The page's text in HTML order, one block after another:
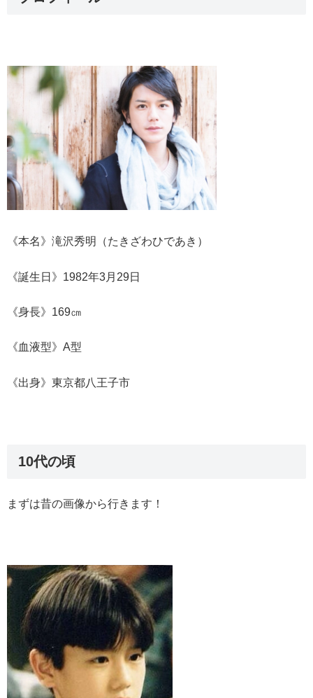
《本名》滝沢秀明（たきざわひであき）
《誕生日》 1982年3月29日
《身長》169㎝
《血液型》A型
《出身》東京都八王子市
10代の頃
まずは昔の画像から行きます！